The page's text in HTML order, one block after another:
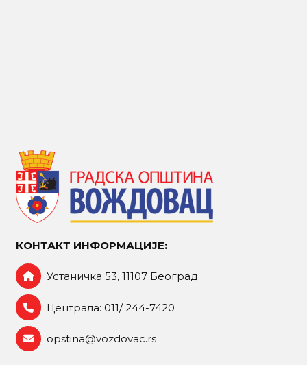
КОНТАКТ ИНФОРМАЦИЈЕ:
Устаничка 53, 11107 Београд
Централа: 011/ 244-7420
opstina@vozdovac.rs